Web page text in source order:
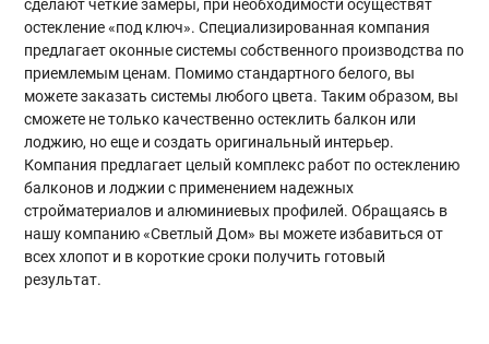
сделают четкие замеры, при необходимости осуществят
остекление «под ключ». Специализированная компания
предлагает оконные системы собственного производства по
приемлемым ценам. Помимо стандартного белого, вы
можете заказать системы любого цвета. Таким образом, вы
сможете не только качественно остеклить балкон или
лоджию, но еще и создать оригинальный интерьер.
Компания предлагает целый комплекс работ по остеклению
балконов и лоджии с применением надежных
стройматериалов и алюминиевых профилей. Обращаясь в
нашу компанию «Светлый Дом» вы можете избавиться от
всех хлопот и в короткие сроки получить готовый
результат.